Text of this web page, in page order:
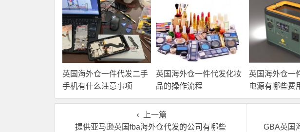
英国海外仓一件代发二手
手机有什么注意事项
英国海外仓一件代发化妆
品的操作流程
英国海外仓一
电源有哪些费
上一篇
提供亚马逊英国fba海外仓代发的公司有哪些
GBA英国